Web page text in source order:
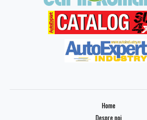
Home
Despre noi